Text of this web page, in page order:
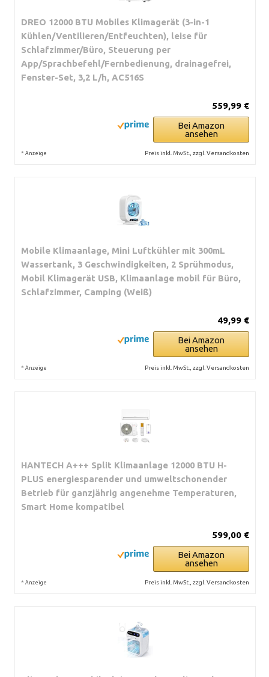
DREO 12000 BTU Mobiles Klimagerät (3-in-1
Kühlen/Ventilieren/Entfeuchten), leise für
Schlafzimmer/Büro, Steuerung per
App/Sprachbefehl/Fernbedienung, drainagefrei,
Fenster-Set, 3,2 L/h, AC516S
559,99 €
Bei Amazon
ansehen
* Anzeige Preis inkl. MwSt., zzgl. Versandkosten
Mobile Klimaanlage, Mini Luftkühler mit 300mL
Wassertank, 3 Geschwindigkeiten, 2 Sprühmodus,
Mobil Klimagerät USB, Klimaanlage mobil für Büro,
Schlafzimmer, Camping (Weiß)
49,99 €
Bei Amazon
ansehen
* Anzeige Preis inkl. MwSt., zzgl. Versandkosten
HANTECH A+++ Split Klimaanlage 12000 BTU H-
PLUS energiesparender und umweltschonender
Betrieb für ganzjährig angenehme Temperaturen,
Smart Home kompatibel
599,00 €
Bei Amazon
ansehen
* Anzeige Preis inkl. MwSt., zzgl. Versandkosten